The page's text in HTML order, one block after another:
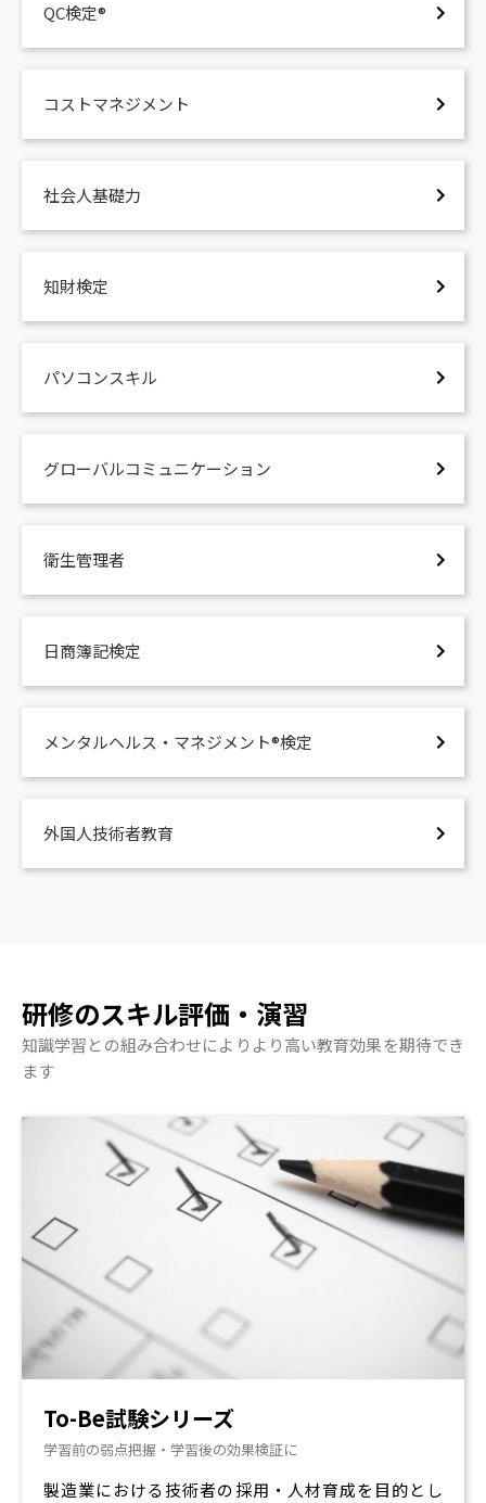
QC検定®
コストマネジメント
社会人基礎力
知財検定
パソコンスキル
グローバルコミュニケーション
衛生管理者
日商簿記検定
メンタルヘルス・マネジメント®検定
外国人技術者教育
研修のスキル評価・演習
知識学習との組み合わせによりより高い教育効果を期待でき
ます
To-Be試験シリーズ
学習前の弱点把握・学習後の効果検証に
製造業における技術者の採用・人材育成を目的とし